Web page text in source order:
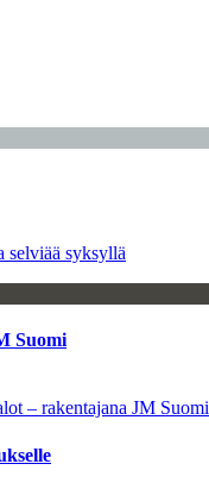
selviää syksyllä
Suomi
– rakentajana JM Suomi